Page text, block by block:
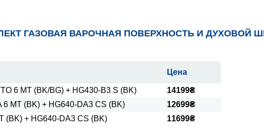
ГАЗОВАЯ ВАРОЧНАЯ ПОВЕРХНОСТЬ И ДУХОВОЙ
Цена
6 MT (BK/BG) + HG430-B3 S (BK)
14199₴
6 MT (BK) + HG640-DA3 CS (BK)
12699₴
(BK) + HG640-DA3 CS (BK)
11699₴